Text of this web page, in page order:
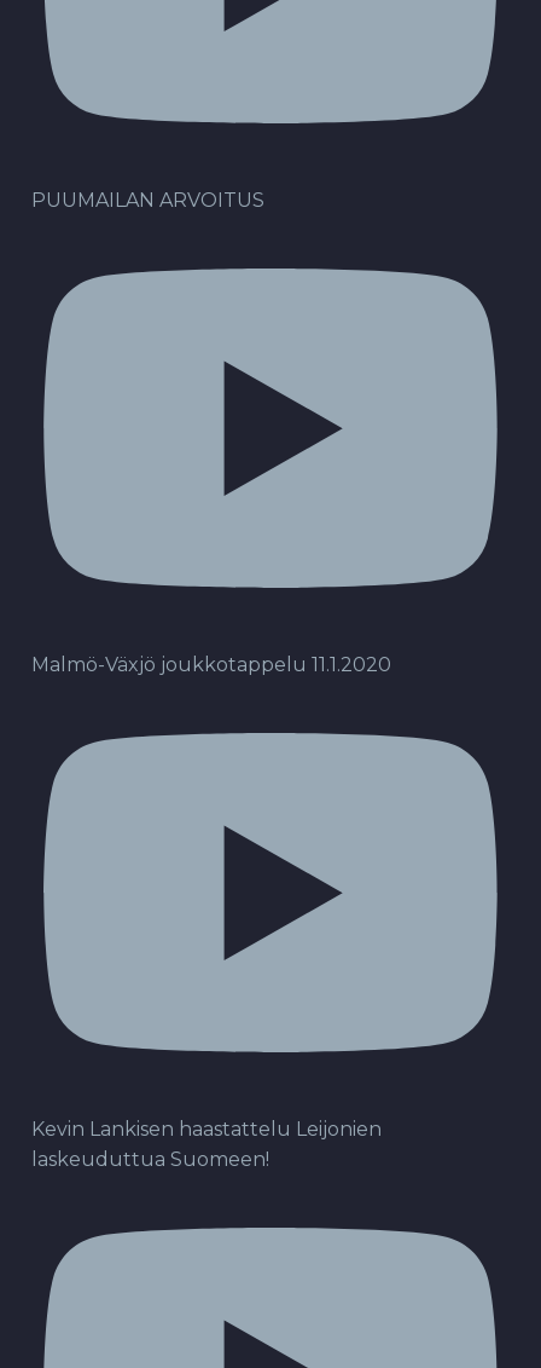
PUUMAILAN ARVOITUS
Malmö-Växjö joukkotappelu 11.1.2020
Kevin Lankisen haastattelu Leijonien
laskeuduttua Suomeen!